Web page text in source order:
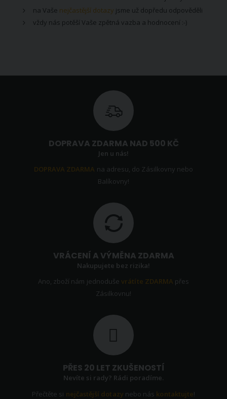
na Vaše nejčastější dotazy jsme už dopředu odpověděli
vždy nás potěší Vaše zpětná vazba a hodnocení :-)
DOPRAVA ZDARMA NAD 500 KČ
Jen u nás!
DOPRAVA ZDARMA na adresu, do Zásilkovny nebo
Balíkovny!
VRÁCENÍ A VÝMĚNA ZDARMA
Nakupujete bez rizika!
Ano, zboží nám jednoduševrátíte ZDARMA přes
Zásilkovnu!
PŘES 20 LET ZKUŠENOSTÍ
Nevíte si rady? Rádi poradíme.
Přečtěte si nejčastější dotazy nebo nás kontaktujte!